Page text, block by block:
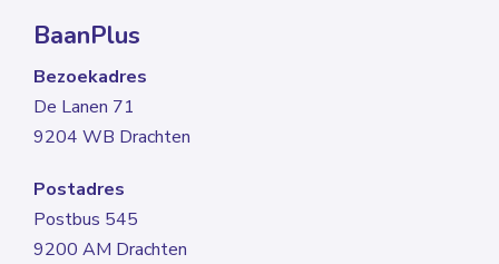
BaanPlus
Bezoekadres
De Lanen 71
9204 WB Drachten
Postadres
Postbus 545
9200 AM Drachten